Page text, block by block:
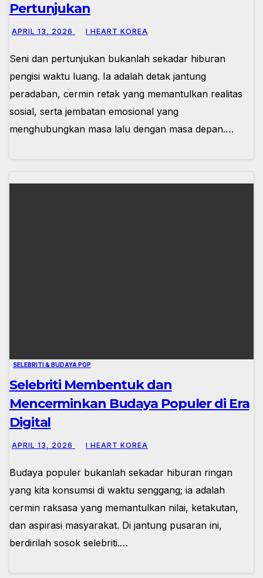
Pertunjukan
APRIL 13, 2026 I HEART KOREA
Seni dan pertunjukan bukanlah sekadar hiburan
pengisi waktu luang. Ia adalah detak jantung
peradaban, cermin retak yang memantulkan realitas
sosial, serta jembatan emosional yang
menghubungkan masa lalu dengan masa depan.…
SELEBRITI & BUDAYA POP
Selebriti Membentuk dan
Mencerminkan Budaya Populer di Era
Digital
APRIL 13, 2026 I HEART KOREA
Budaya populer bukanlah sekadar hiburan ringan
yang kita konsumsi di waktu senggang; ia adalah
cermin raksasa yang memantulkan nilai, ketakutan,
dan aspirasi masyarakat. Di jantung pusaran ini,
berdirilah sosok selebriti.…